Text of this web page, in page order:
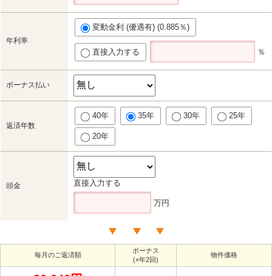
年利率
変動金利 (優遇有) (0.885％)
直接入力する ％
ボーナス払い
返済年数
40年 35年 30年 25年
20年
頭金 直接入力する
万円
毎月のご返済額
ボーナス
(×年2回)
物件価格